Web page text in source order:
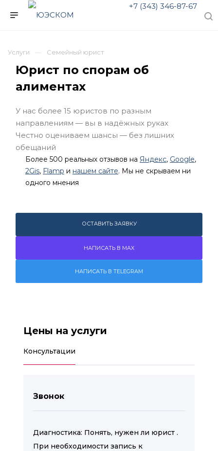
+7 (343) 346-87-67
Услуги Семейный юрист
Юрист по спорам об
алиментах
У нас более 15 юристов по разным
направлениям — вы в надёжных руках
Честно оцениваем шансы — без лишних
обещаний
Более 500 реальных отзывов на Яндекс, Google,
2Gis, Flamp и нашем сайте. Мы не скрываем ни
одного мнения
ОСТАВИТЬ ЗАЯВКУ
НАПИСАТЬ В MAX
НАПИСАТЬ В TELEGRAM
Цены на услуги
Консультации
Звонок
Диагностика: Понять, нужен ли юрист .
При необходимости запись к